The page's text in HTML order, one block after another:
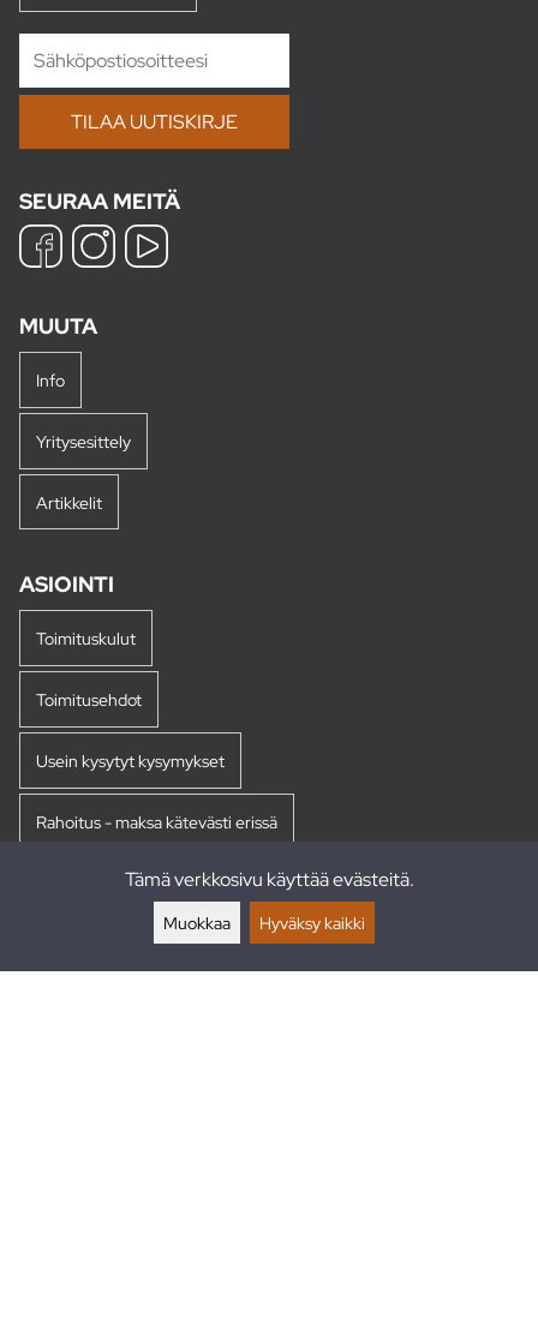
SEURAA MEITÄ
MUUTA
Info
Yritysesittely
Artikkelit
ASIOINTI
Toimituskulut
Toimitusehdot
Usein kysytyt kysymykset
Rahoitus - maksa kätevästi erissä
Tämä verkkosivu käyttää evästeitä.
Muokkaa Hyväksy kaikki